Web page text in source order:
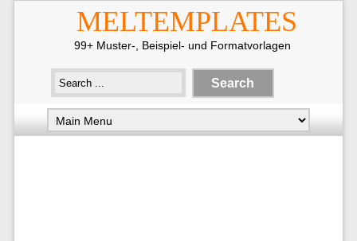
MELTEMPLATES
99+ Muster-, Beispiel- und Formatvorlagen